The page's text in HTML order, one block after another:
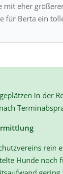
mit eher
für Berta ein
in der
Hunde noch